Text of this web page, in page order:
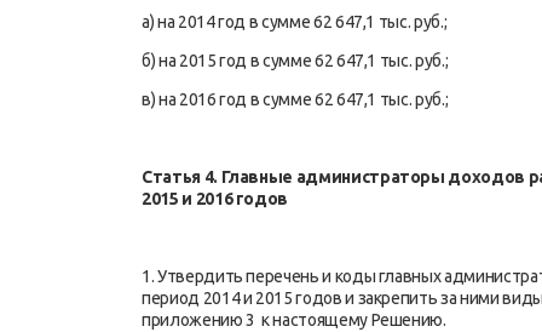
а) на 2014 год в сумме 62 647,1 тыс. руб.;
б) на 2015 год в сумме 62 647,1 тыс. руб.;
в) на 2016 год в сумме 62 647,1 тыс. руб.;
Статья 4. Главные администраторы доходов
2015 и 2016 годов
1. Утвердить перечень и коды главных
период 2014 и 2015 годов и закрепить за ними
приложению 3 к настоящему Решению.